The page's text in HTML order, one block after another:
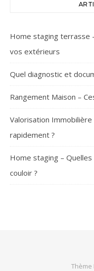
Home staging terrasse
vos extérieurs
Quel diagnostic et
Rangement Maison –
Valorisation
rapidement ?
Home staging –
couloir ?
Thème